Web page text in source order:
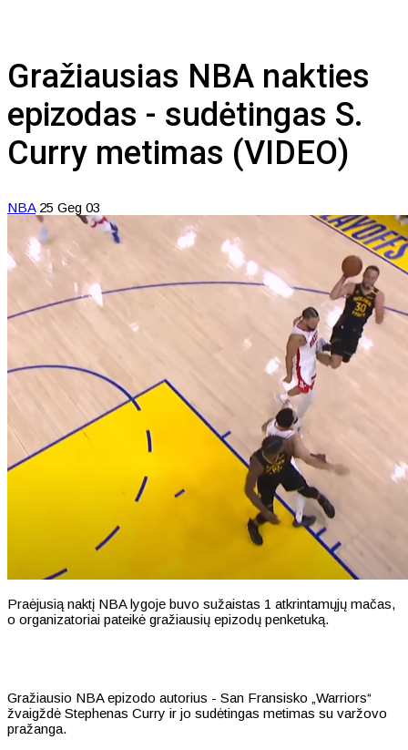
Gražiausias NBA nakties
epizodas - sudėtingas S.
Curry metimas (VIDEO)
NBA 25 Geg 03
Praėjusią naktį NBA lygoje buvo sužaistas 1 atkrintamųjų mačas,
o organizatoriai pateikė gražiausių epizodų penketuką.
Gražiausio NBA epizodo autorius - San Fransisko „Warriors“
žvaigždė Stephenas Curry ir jo sudėtingas metimas su varžovo
pražanga.